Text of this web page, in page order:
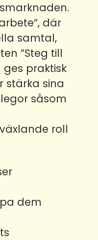
där
samtal,
”Steg till
praktisk
stärka sina
såsom
roll
dem